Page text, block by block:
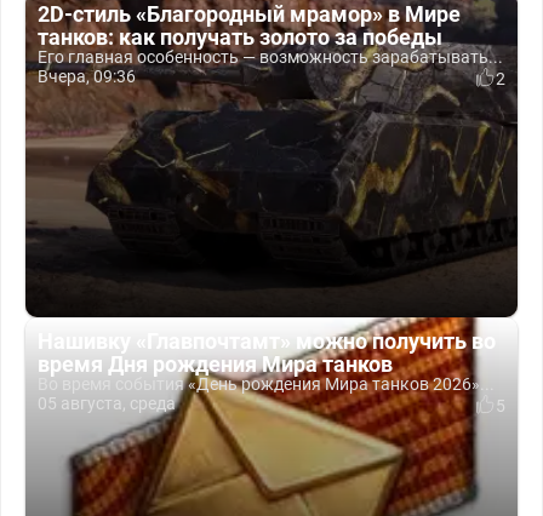
2D-стиль «Благородный мрамор» в Мире
танков: как получать золото за победы
Его главная особенность — возможность зарабатывать...
Вчера, 09:36
2
Нашивку «Главпочтамт» можно получить во
время Дня рождения Мира танков
Во время события «День рождения Мира танков 2026»...
05 августа, среда
5